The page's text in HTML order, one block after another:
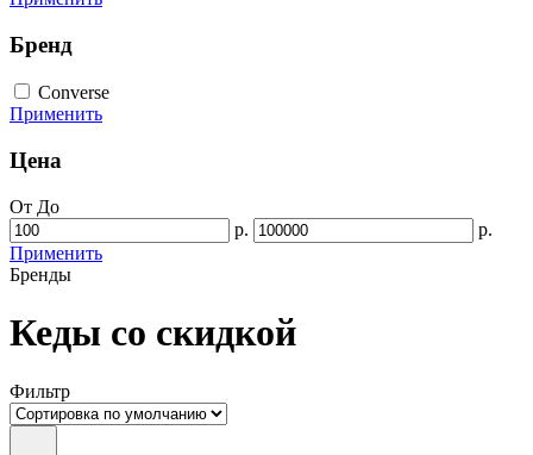
Бренд
Converse
Применить
Цена
От До
р.
р.
Применить
Бренды
Кеды со скидкой
Фильтр